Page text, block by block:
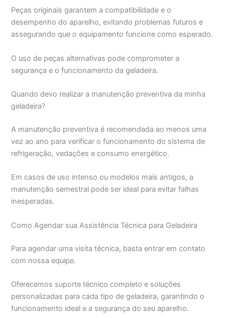
Peças originais garantem a compatibilidade e o
desempenho do aparelho, evitando problemas futuros e
assegurando que o equipamento funcione como esperado.
O uso de peças alternativas pode comprometer a
segurança e o funcionamento da geladeira.
Quando devo realizar a manutenção preventiva da minha
geladeira?
A manutenção preventiva é recomendada ao menos uma
vez ao ano para verificar o funcionamento do sistema de
refrigeração, vedações e consumo energético.
Em casos de uso intenso ou modelos mais antigos, a
manutenção semestral pode ser ideal para evitar falhas
inesperadas.
Como Agendar sua Assistência Técnica para Geladeira
Para agendar uma visita técnica, basta entrar em contato
com nossa equipe.
Oferecemos suporte técnico completo e soluções
personalizadas para cada tipo de geladeira, garantindo o
funcionamento ideal e a segurança do seu aparelho.